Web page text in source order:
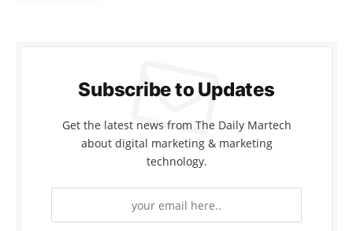
Subscribe to Updates
Get the latest news from The Daily Martech
about digital marketing & marketing
technology.